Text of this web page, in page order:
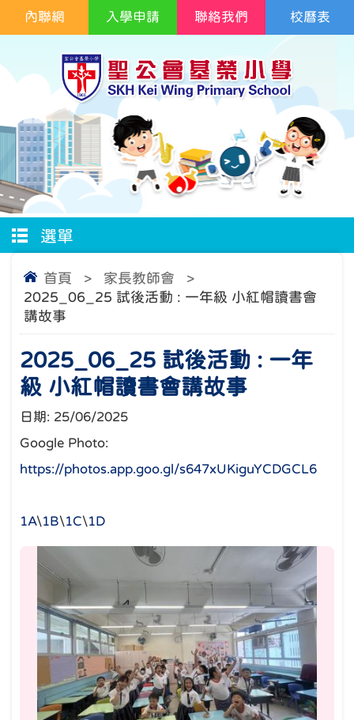
校曆表
內聯網 入學申請 聯絡我們
選單
首頁 > 家長教師會
>
2025_06_25 試後活動 : 一年級 小紅帽讀書會
講故事
2025_06_25 試後活動 : 一年
級 小紅帽讀書會講故事
日期: 25/06/2025
Google Photo:
https://photos.app.goo.gl/s647xUKiguYCDGCL6
1A\1B\1C\1D